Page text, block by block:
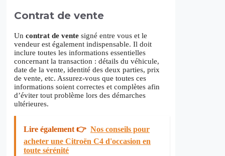
Contrat de vente
Un contrat de vente signé entre vous et le
vendeur est également indispensable. Il doit
inclure toutes les informations essentielles
concernant la transaction : détails du véhicule,
date de la vente, identité des deux parties, prix
de vente, etc. Assurez-vous que toutes ces
informations soient correctes et complètes afin
d’éviter tout problème lors des démarches
ultérieures.
Lire également 👉 Nos conseils pour
acheter une Citroën C4 d'occasion en
toute sérénité